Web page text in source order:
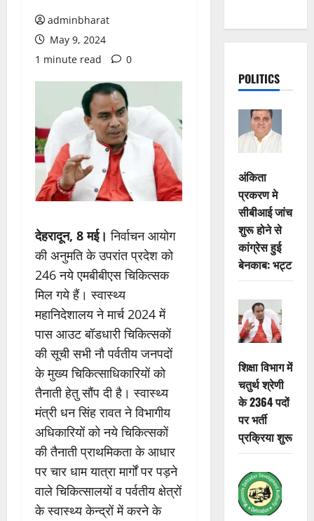
adminbharat
May 9, 2024
1 minute read
0
देहरादून, 8 मई। निर्वाचन आयोग
की अनुमति के उपरांत प्रदेश को
246 नये एमबीबीएस चिकित्सक
मिल गये हैं। स्वास्थ्य
महानिदेशालय ने मार्च 2024 में
पास आउट बॉडधारी चिकित्सकों
की सूची सभी नौ पर्वतीय जनपदों
के मुख्य चिकित्साधिकारियों को
तैनाती हेतु सौंप दी है। स्वास्थ्य
मंत्री धन सिंह रावत ने विभागीय
अधिकारियों को नये चिकित्सकों
की तैनाती प्राथमिकता के आधार
पर चार धाम यात्रा मार्गों पर पड़ने
वाले चिकित्सालयों व पर्वतीय क्षेत्रों
के स्वास्थ्य केन्द्रों में करने के
POLITICS
अंकिता
प्रकरण मे
सीबीआई जांच
शुरू होने से
कांग्रेस हुई
बेनकाब: भट्ट
शिक्षा विभाग में
चतुर्थ श्रेणी
के 2364 पदों
पर भर्ती
प्रक्रिया शुरू